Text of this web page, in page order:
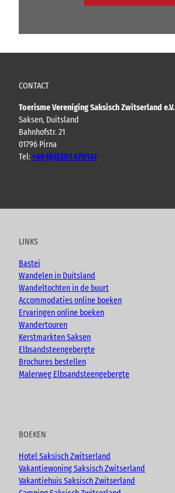
CONTACT
Toerisme Vereniging Saksisch Zwitserland e.V.
Saksen, Duitsland
Bahnhofstr. 21
01796 Pirna
Tel:+49 (0)3501 470147
u
e
c
o
k
s
a
m
o
LINKS
Bastei
Wandelen in Duitsland
Wandeltochten in de buurt
Accommodaties online boeken
Ervaringen online boeken
Wandertouren
Kerstmarkten Saksen
Elbsandsteengebergte
Brochures bestellen
Malerweg Elbsandsteengebergte
BOEKEN
Hotel Saksisch Zwitserland
Vakantiewoning Saksisch Zwitserland
Vakantiehuis Saksisch Zwitserland